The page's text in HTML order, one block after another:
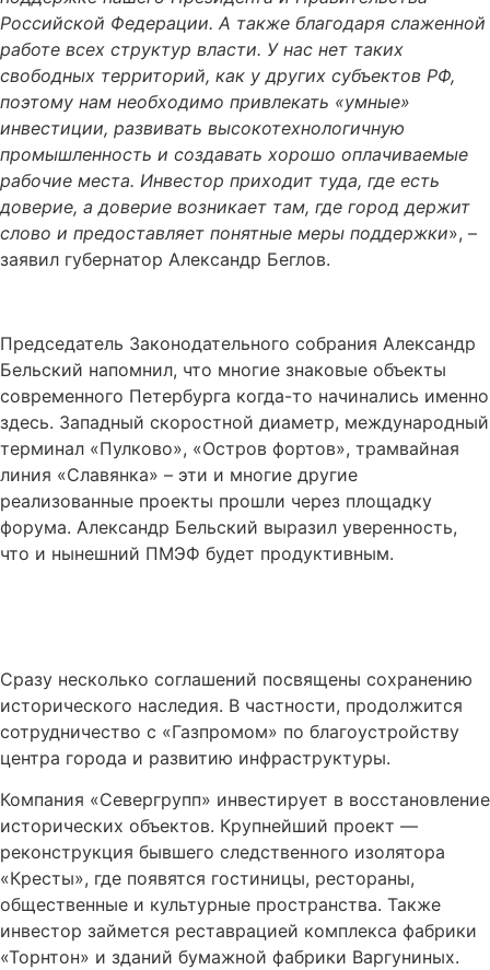
Российской Федерации. А также благодаря слаженной
работе всех структур власти. У нас нет таких
свободных территорий, как у других субъектов РФ,
поэтому нам необходимо привлекать «умные»
инвестиции, развивать высокотехнологичную
промышленность и создавать хорошо оплачиваемые
рабочие места. Инвестор приходит туда, где есть
доверие, а доверие возникает там, где город держит
слово и предоставляет понятные меры поддержки», –
заявил губернатор Александр Беглов.
Председатель Законодательного собрания Александр
Бельский напомнил, что многие знаковые объекты
современного Петербурга когда-то начинались именно
здесь. Западный скоростной диаметр, международный
терминал «Пулково», «Остров фортов», трамвайная
линия «Славянка» – эти и многие другие
реализованные проекты прошли через площадку
форума. Александр Бельский выразил уверенность,
что и нынешний ПМЭФ будет продуктивным.
Сразу несколько соглашений посвящены сохранению
исторического наследия. В частности, продолжится
сотрудничество с «Газпромом» по благоустройству
центра города и развитию инфраструктуры.
Компания «Севергрупп» инвестирует в восстановление
исторических объектов. Крупнейший проект —
реконструкция бывшего следственного изолятора
«Кресты», где появятся гостиницы, рестораны,
общественные и культурные пространства. Также
инвестор займется реставрацией комплекса фабрики
«Торнтон» и зданий бумажной фабрики Варгуниных.